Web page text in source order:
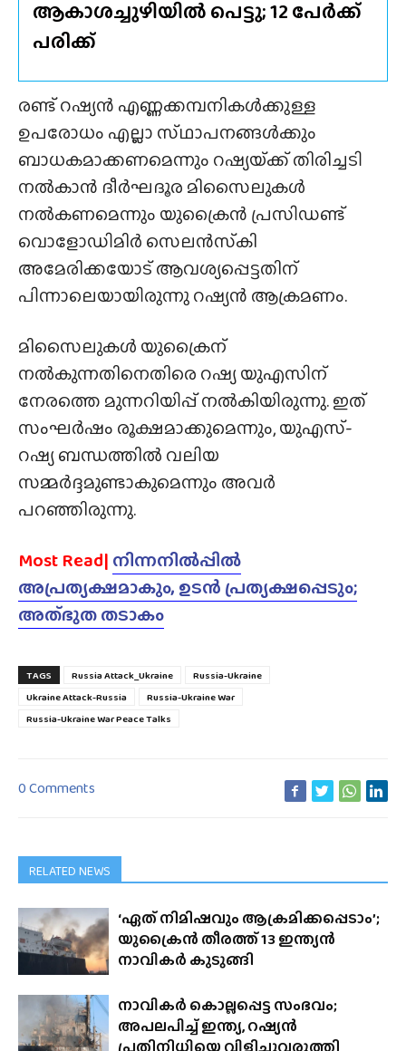
ആകാശച്ചുഴിയിൽ പെട്ടു; 12 പേർക്ക്
പരിക്ക്
രണ്ട് റഷ്യൻ എണ്ണക്കമ്പനികൾക്കുള്ള
ഉപരോധം എല്ലാ സ്‌ഥാപനങ്ങൾക്കും
ബാധകമാക്കണമെന്നും റഷ്യയ്‌ക്ക് തിരിച്ചടി
നൽകാൻ ദീർഘദൂര മിസൈലുകൾ
നൽകണമെന്നും യുക്രൈൻ പ്രസിഡണ്ട്
വൊളോഡിമിർ സെലൻസ്‌കി
അമേരിക്കയോട് ആവശ്യപ്പെട്ടതിന്
പിന്നാലെയായിരുന്നു റഷ്യൻ ആക്രമണം.
മിസൈലുകൾ യുക്രൈന്
നൽകുന്നതിനെതിരെ റഷ്യ യുഎസിന്
നേരത്തെ മുന്നറിയിപ്പ് നൽകിയിരുന്നു. ഇത്
സംഘർഷം രൂക്ഷമാക്കുമെന്നും, യുഎസ്-
റഷ്യ ബന്ധത്തിൽ വലിയ
സമ്മർദ്ദമുണ്ടാകുമെന്നും അവർ
പറഞ്ഞിരുന്നു.
Most Read| നിന്നനിൽപ്പിൽ
അപ്രത്യക്ഷമാകും, ഉടൻ പ്രത്യക്ഷപ്പെടും;
അത്‌ഭുത തടാകം
TAGS Russia Attack_Ukraine
Russia-Ukraine
Ukraine Attack-Russia
Russia-Ukraine War
Russia-Ukraine War Peace Talks
0 Comments
RELATED NEWS
‘ഏത് നിമിഷവും ആക്രമിക്കപ്പെടാം’;
യുക്രൈൻ തീരത്ത് 13 ഇന്ത്യൻ
നാവികർ കുടുങ്ങി
നാവികർ കൊല്ലപ്പെട്ട സംഭവം;
അപലപിച്ച് ഇന്ത്യ, റഷ്യൻ